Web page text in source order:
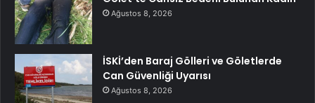
Ağustos 8, 2026
İSKİ’den Baraj Gölleri ve Göletlerde
Can Güvenliği Uyarısı
Ağustos 8, 2026